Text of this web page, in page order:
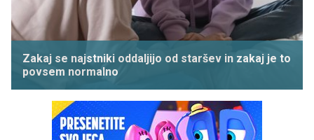
Zakaj se najstniki oddaljijo od staršev in zakaj je to
povsem normalno